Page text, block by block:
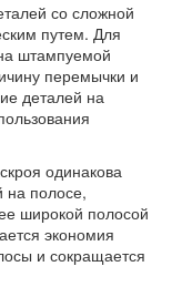
со сложной
путем. Для
штампуемой
перемычки и
деталей на
одинакова
на полосе,
широкой полосой
экономия
и сокращается